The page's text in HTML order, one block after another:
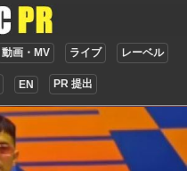
動画・MV ライブ レーベル
EN PR 提出